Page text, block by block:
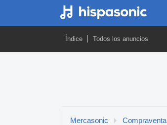
Índice Todos los anuncios
Mercasonic Compraventa